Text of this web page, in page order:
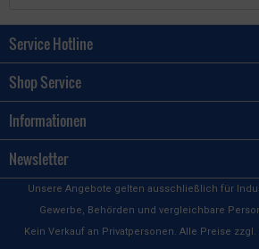
Service Hotline
Shop Service
Informationen
Newsletter
Unsere Angebote gelten ausschließlich für
Gewerbe, Behörden und vergleichbare
Kein Verkauf an Privatpersonen. Alle Preise